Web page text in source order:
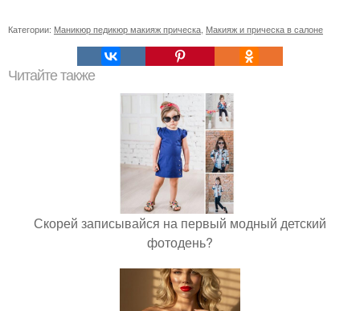
Категории: Маникюр педикюр макияж прическа Макияж и прическа в салоне
Читайте также
Скорей записывайся на первый модный детский
фотодень?